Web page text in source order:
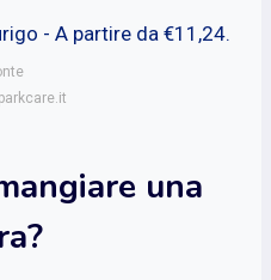
- A partire da €11,24.
una